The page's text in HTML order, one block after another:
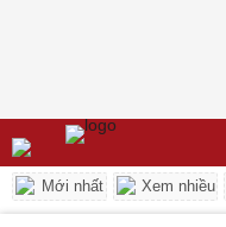
Mới nhất Xem nhiều